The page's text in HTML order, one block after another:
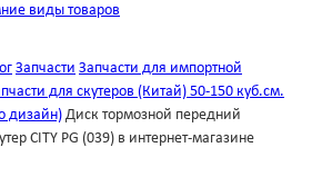
виды товаров
Запчасти Запчасти для импортной
для скутеров (Китай) 50-150 куб.см.
дизайн) Диск тормозной передний
CITY PG (039) в интернет-магазине